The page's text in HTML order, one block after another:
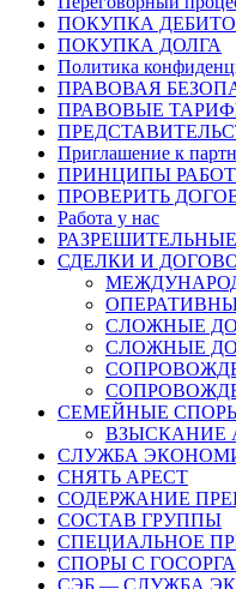
ПОКУПКА
ПОКУПКА ДОЛГА
Политика
ПРАВОВАЯ
ПРАВОВЫЕ
Приглашение к
ПРИНЦИПЫ
ПРОВЕРИТЬ
Работа у нас
СДЕЛКИ И
СЛОЖНЫЕ
СЛОЖНЫЕ
СЕМЕЙНЫЕ
ВЗЫСКАНИЕ
СЛУЖБА
СНЯТЬ АРЕСТ
СОДЕРЖАНИЕ
СОСТАВ ГРУППЫ
СПЕЦИАЛЬНОЕ
СПОРЫ С